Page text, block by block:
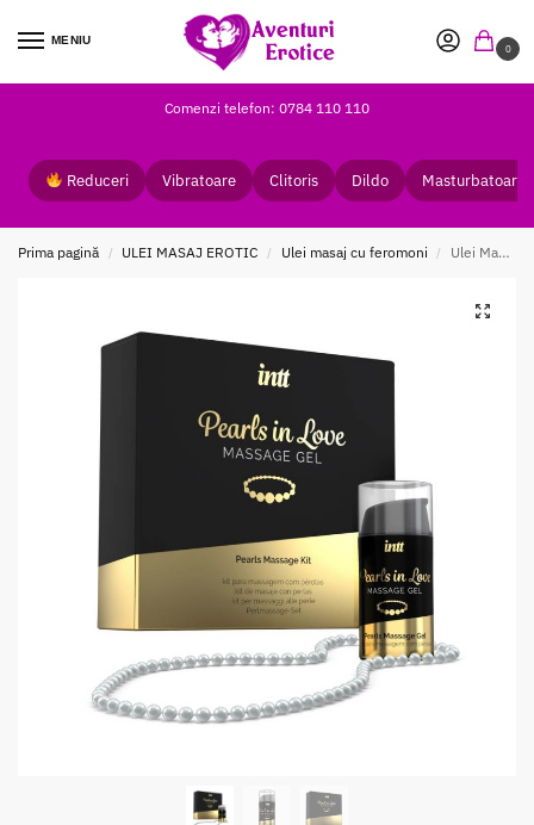
MENIU
0
Comenzi telefon: 0784 110 110
Reduceri Vibratoare Clitoris Dildo Masturbatoare
Prima pagină / ULEI MASAJ EROTIC / Ulei masaj cu feromoni / Ulei Masaj Pearls in Love 50 ml